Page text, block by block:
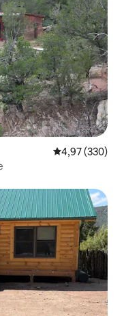
Gemiddelde
4,97 (330)